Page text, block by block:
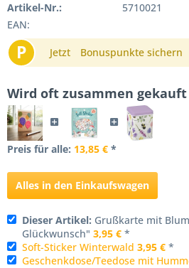
Artikel-Nr.:
5710021
EAN:
P Jetzt Bonuspunkte sichern
Wird oft zusammen gekauft
Preis für alle: 13,85 € *
Alles in den Einkaufswagen
Dieser Artikel: Grußkarte mit
Glückwunsch" 3,95 € *
Soft-Sticker Winterwald 3,95 € *
Geschenkdose/Teedose mit